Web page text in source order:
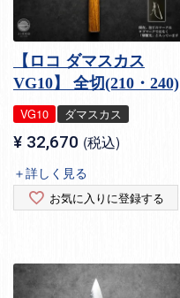
【ロコ ダマスカス
VG10】 全切(210・240)
VG10 ダマスカス
¥ 32,670 税込
＋詳しく見る
お気に入りに登録する